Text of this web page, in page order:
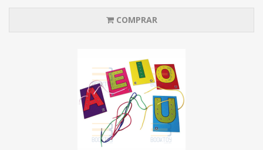
COMPRAR